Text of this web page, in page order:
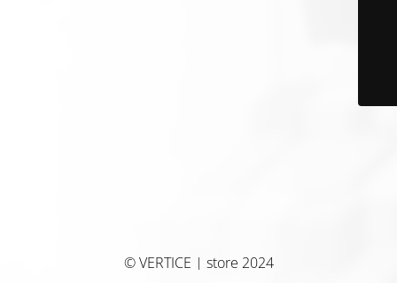
© VERTICE | store 2024